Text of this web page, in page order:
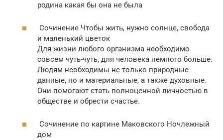
родина какая бы она не была
Сочинение Чтобы жить, нужно солнце, свобода
и маленький цветок
Для жизни любого организма необходимо
совсем чуть-чуть, для человека немного больше.
Людям необходимы не только природные
данные, но и материальные, а также духовные.
Они помогают стать полноценной личностью в
обществе и обрести счастье.
Сочинение по картине Маковского Ночлежный
дом